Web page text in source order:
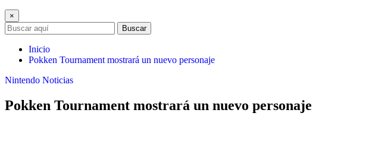
×
Buscar
Inicio
Pokken Tournament mostrará un nuevo personaje
Nintendo Noticias
Pokken Tournament mostrará un nuevo personaje